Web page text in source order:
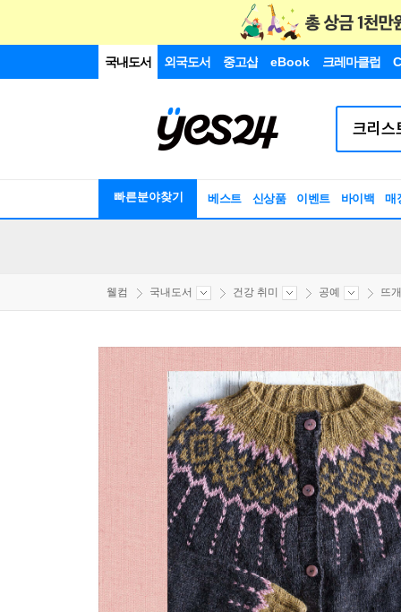
국내도서 외국도서 중고샵 eBook 크레마클럽
빠른분야찾기 베스트 신상품 이벤트 바이백 매
웰컴 국내도서 건강 취미 공예 뜨